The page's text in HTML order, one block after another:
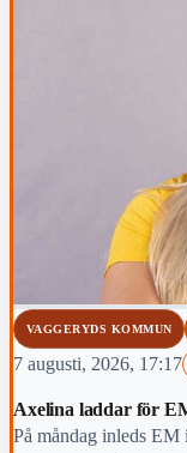
VAGGERYDS KOMMUN
7 augusti, 2026, 17:17
Axelina laddar för
På måndag inleds